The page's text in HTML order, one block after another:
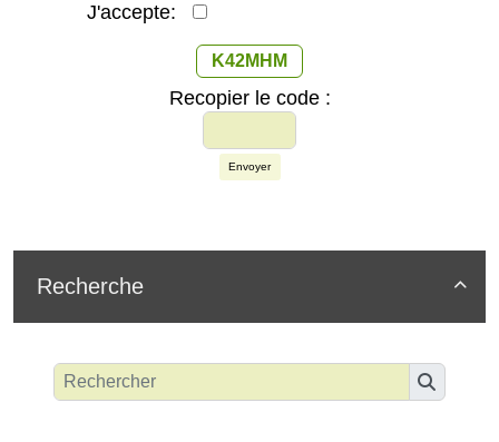
J'accepte:
K42MHM
Recopier le code :
Envoyer

Recherche